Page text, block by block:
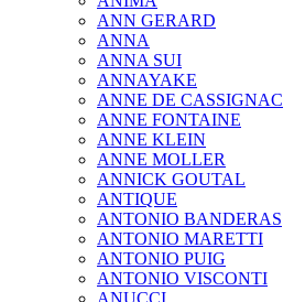
ANN GERARD
ANNA
ANNA SUI
ANNAYAKE
ANNE DE CASSIGNAC
ANNE FONTAINE
ANNE KLEIN
ANNE MOLLER
ANNICK GOUTAL
ANTIQUE
ANTONIO BANDERAS
ANTONIO MARETTI
ANTONIO PUIG
ANTONIO VISCONTI
ANUCCI